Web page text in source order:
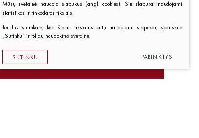
Kaip pirkti
Taisyklės
Mūsų svetainė naudoja slapukus (angl. cookies). Šie slapukai naudojami
statistikos ir rinkodaros tikslais.
Jei Jūs sutinkate, kad šiems tikslams būtų naudojami slapukai, spauskite
„Sutinku“ ir toliau naudokitės svetaine.
SUTINKU PARINKTYS